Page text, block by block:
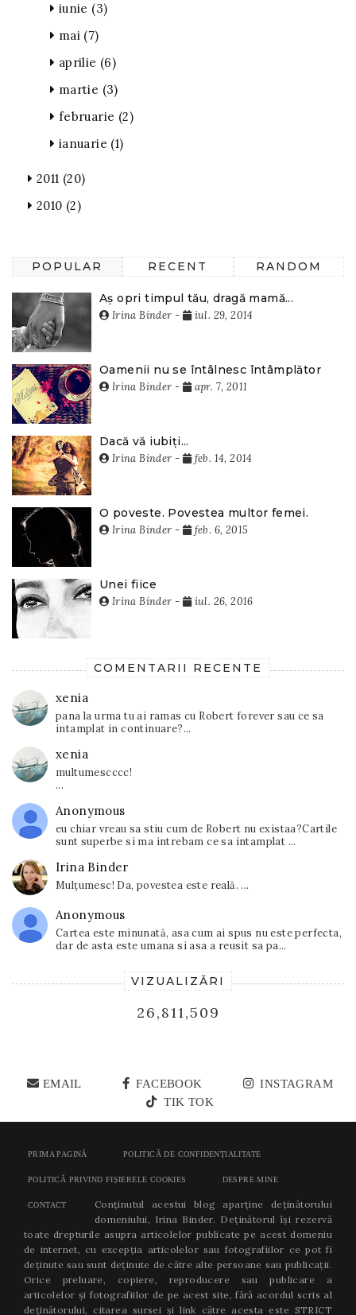
iunie (3)
mai (7)
aprilie (6)
martie (3)
februarie (2)
ianuarie (1)
2011 (20)
2010 (2)
POPULAR RECENT RANDOM
Aș opri timpul tău, dragă mamă...
Irina Binder - iul. 29, 2014
Oamenii nu se întâlnesc întâmplător
Irina Binder - apr. 7, 2011
Dacă vă iubiți...
Irina Binder - feb. 14, 2014
O poveste. Povestea multor femei.
Irina Binder - feb. 6, 2015
Unei fiice
Irina Binder - iul. 26, 2016
COMENTARII RECENTE
xenia
pana la urma tu ai ramas cu Robert forever sau ce sa
intamplat in continuare?...
xenia
multumescccc!
...
Anonymous
eu chiar vreau sa stiu cum de Robert nu existaa?Cartile
sunt superbe si ma intrebam ce sa intamplat ...
Irina Binder
Mulțumesc! Da, povestea este reală. ...
Anonymous
Cartea este minunată, asa cum ai spus nu este perfecta,
dar de asta este umana si asa a reusit sa pa...
VIZUALIZĂRI
26,811,509
EMAIL FACEBOOK
INSTAGRAM
TIK TOK
PRIMA PAGINĂ POLITICĂ DE CONFIDENȚIALITATE
POLITICĂ PRIVIND FIȘIERELE COOKIES DESPRE MINE
CONTACT
Conținutul acestui blog aparține deținătorului
domeniului, Irina Binder. Deținătorul își rezervă
toate drepturile asupra articolelor publicate pe acest domeniu
de internet, cu excepția articolelor sau fotografiilor ce pot fi
deținute sau sunt deținute de către alte persoane sau publicații.
Orice preluare, copiere, reproducere sau publicare a
articolelor și fotografiilor de pe acest site, fără acordul scris al
deținătorului, citarea sursei și link către acesta este STRICT